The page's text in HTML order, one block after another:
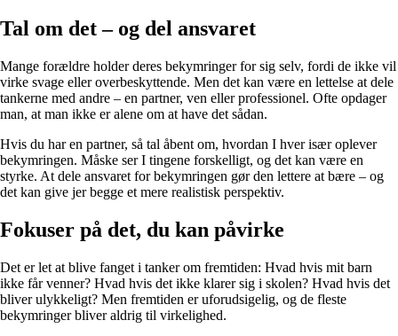
Tal om det – og del ansvaret
Mange forældre holder deres bekymringer for sig selv, fordi de ikke vil
virke svage eller overbeskyttende. Men det kan være en lettelse at dele
tankerne med andre – en partner, ven eller professionel. Ofte opdager
man, at man ikke er alene om at have det sådan.
Hvis du har en partner, så tal åbent om, hvordan I hver især oplever
bekymringen. Måske ser I tingene forskelligt, og det kan være en
styrke. At dele ansvaret for bekymringen gør den lettere at bære – og
det kan give jer begge et mere realistisk perspektiv.
Fokuser på det, du kan påvirke
Det er let at blive fanget i tanker om fremtiden: Hvad hvis mit barn
ikke får venner? Hvad hvis det ikke klarer sig i skolen? Hvad hvis det
bliver ulykkeligt? Men fremtiden er uforudsigelig, og de fleste
bekymringer bliver aldrig til virkelighed.